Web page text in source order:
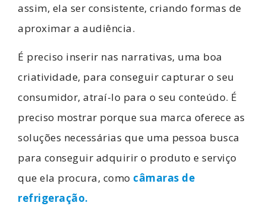
assim, ela ser consistente, criando formas de
aproximar a audiência.
É preciso inserir nas narrativas, uma boa
criatividade, para conseguir capturar o seu
consumidor, atraí-lo para o seu conteúdo. É
preciso mostrar porque sua marca oferece as
soluções necessárias que uma pessoa busca
para conseguir adquirir o produto e serviço
que ela procura, como câmaras de
refrigeração.